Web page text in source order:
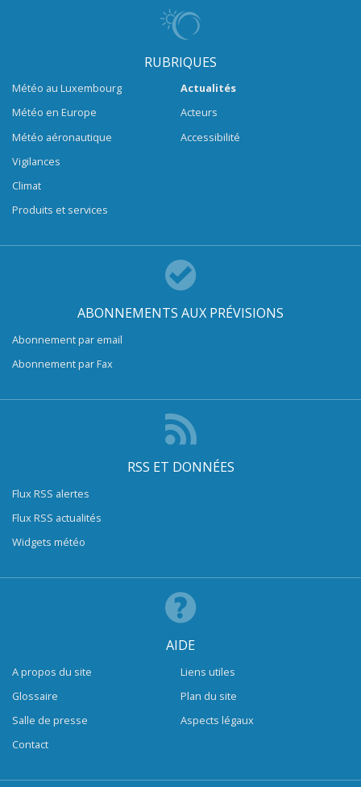
RUBRIQUES
Météo au Luxembourg
Météo en Europe
Météo aéronautique
Vigilances
Climat
Produits et services
Actualités
Acteurs
Accessibilité
ABONNEMENTS AUX PRÉVISIONS
Abonnement par email
Abonnement par Fax
RSS ET DONNÉES
Flux RSS alertes
Flux RSS actualités
Widgets météo
AIDE
A propos du site
Glossaire
Salle de presse
Contact
Liens utiles
Plan du site
Aspects légaux